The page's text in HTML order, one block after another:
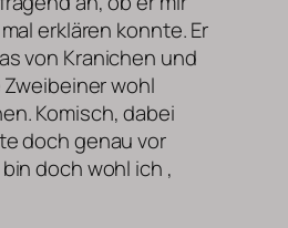
erklären konnte. Er
von Kranichen und
wohl
Komisch, dabei
doch genau vor
doch wohl ich ,